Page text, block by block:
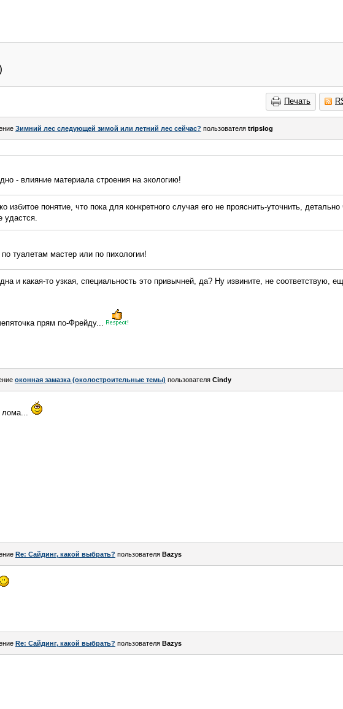
Печать
Зимний лес следующей зимой или летний лес сейчас? пользователя tripslog
- влияние материала строения на экологию!
избитое понятие, что пока для конкретного случая его не прояснить-уточнить, детально
удастся.
туалетам мастер или по пихологии!
и какая-то узкая, специальность это привычней, да? Ну извините, не соответствую,
прям по-Фрейду...
оконная замазка (околостроительные темы) пользователя Cindy
лома...
Re: Сайдинг, какой выбрать? пользователя Bazys
Re: Сайдинг, какой выбрать? пользователя Bazys